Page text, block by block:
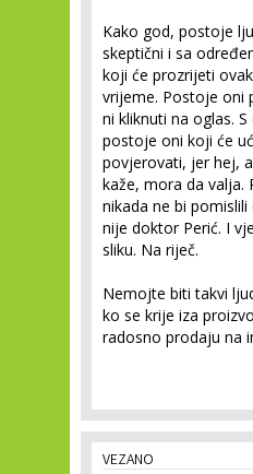
Kako god, postoje
skeptični i sa
koji će prozrijeti
vrijeme. Postoje oni
ni kliknuti na oglas.
postoje oni koji će
povjerovati, jer hej,
kaže, mora da valja.
nikada ne bi
nije doktor Perić. I
sliku. Na riječ.
Nemojte biti takvi
ko se krije iza
radosno prodaju na
VEZANO